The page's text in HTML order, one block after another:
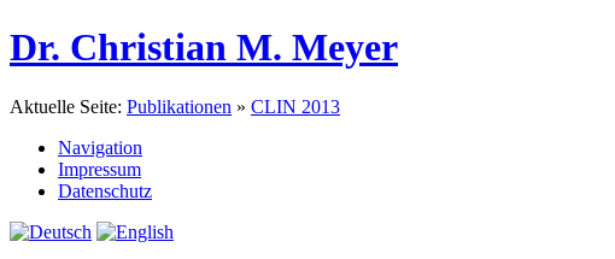
Dr. Christian M. Meyer
Aktuelle Seite: Publikationen » CLIN 2013
Navigation
Impressum
Datenschutz